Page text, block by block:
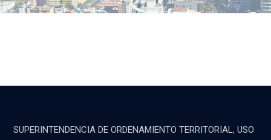
SUPERINTENDENCIA DE ORDENAMIENTO TERRITORIAL, USO